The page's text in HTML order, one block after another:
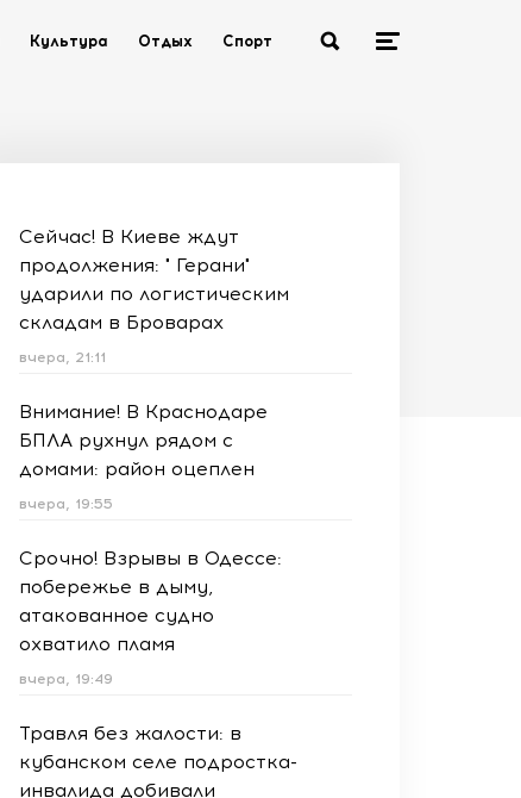
Культура Отдых Спорт
Сейчас! В Киеве ждут
продолжения: " Герани"
ударили по логистическим
складам в Броварах
вчера, 21:11
Внимание! В Краснодаре
БПЛА рухнул рядом с
домами: район оцеплен
вчера, 19:55
Срочно! Взрывы в Одессе:
побережье в дыму,
атакованное судно
охватило пламя
вчера, 19:49
Травля без жалости: в
кубанском селе подростка-
инвалида добивали